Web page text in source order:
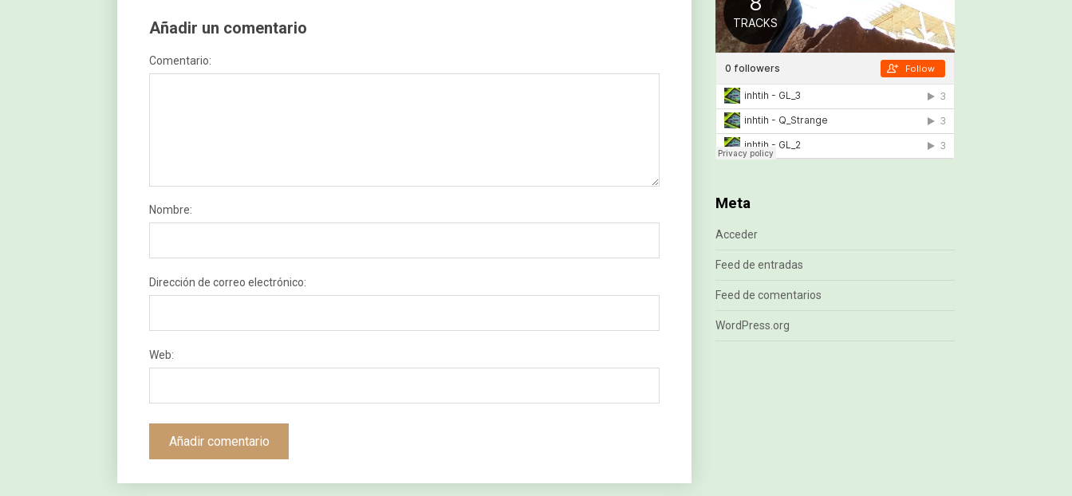
Añadir un comentario
Comentario:
Nombre:
Dirección de correo electrónico:
Web:
Meta
Acceder
Feed de entradas
Feed de comentarios
WordPress.org